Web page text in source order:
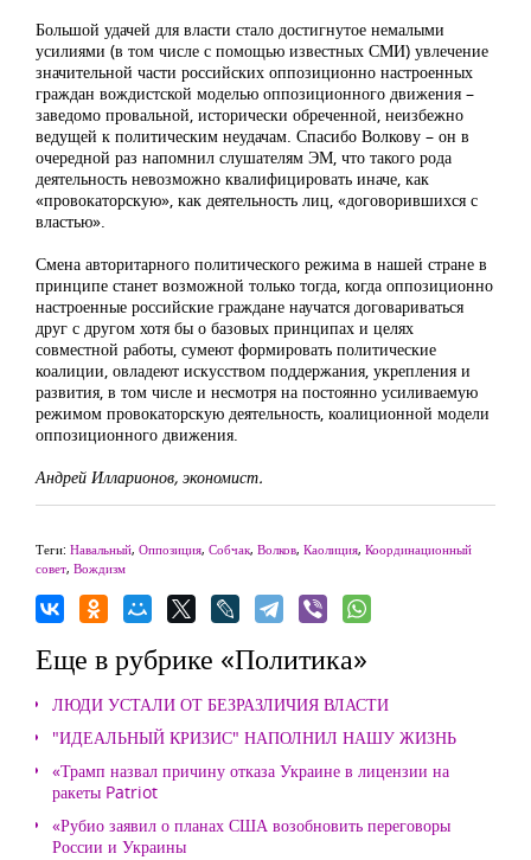
Большой удачей для власти стало достигнутое немалыми
усилиями (в том числе с помощью известных СМИ) увлечение
значительной части российских оппозиционно настроенных
граждан вождистской моделью оппозиционного движения –
заведомо провальной, исторически обреченной, неизбежно
ведущей к политическим неудачам. Спасибо Волкову – он в
очередной раз напомнил слушателям ЭМ, что такого рода
деятельность невозможно квалифицировать иначе, как
«провокаторскую», как деятельность лиц, «договорившихся с
властью».
Смена авторитарного политического режима в нашей стране в
принципе станет возможной только тогда, когда оппозиционно
настроенные российские граждане научатся договариваться
друг с другом хотя бы о базовых принципах и целях
совместной работы, сумеют формировать политические
коалиции, овладеют искусством поддержания, укрепления и
развития, в том числе и несмотря на постоянно усиливаемую
режимом провокаторскую деятельность, коалиционной модели
оппозиционного движения.
Андрей Илларионов, экономист.
Теги: Навальный, Оппозиция, Собчак, Волков, Каолиция, Координационный
совет, Вождизм
Еще в рубрике «Политика»
ЛЮДИ УСТАЛИ ОТ БЕЗРАЗЛИЧИЯ ВЛАСТИ
"ИДЕАЛЬНЫЙ КРИЗИС" НАПОЛНИЛ НАШУ ЖИЗНЬ
«Трамп назвал причину отказа Украине в лицензии на
ракеты Patriot
«Рубио заявил о планах США возобновить переговоры
России и Украины